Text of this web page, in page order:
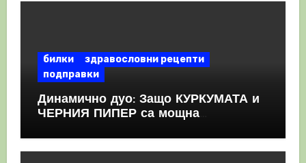
билки
здравословни рецепти
подправки
Динамично дуо: Защо КУРКУМАТА и
ЧЕРНИЯ ПИПЕР са мощна